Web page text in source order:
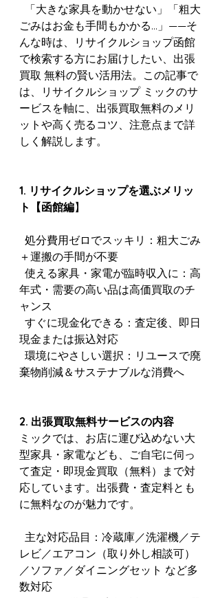
ごみはお金も手間もかかる…」——そ
んな時は、リサイクルショップ函館
で検索する方にお届けしたい、出張
買取 無料の賢い活用法。この記事で
は、リサイクルショップ ミックのサ
ービスを軸に、出張買取無料のメリ
ットや高く売るコツ、注意点まで詳
しく解説します。
1. リサイクルショップを選ぶメリッ
ト【函館編】
＋運搬の手間が不要
年式・需要の高い品は高価買取のチ
ャンス
現金または振込対応
棄物削減＆サステナブルな消費へ
2. 出張買取無料サービスの内容
ミックでは、お店に運び込めない大
型家具・家電なども、ご自宅に伺っ
て査定・即現金買取（無料）まで対
応しています。出張費・査定料とも
に無料なのが魅力です。
レビ／エアコン（取り外し相談可）
／ソファ／ダイニングセット など多
数対応